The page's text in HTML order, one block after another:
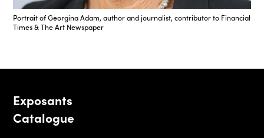
Portrait of Georgina Adam, author and journalist, contributor to Financial
Times & The Art Newspaper
Exposants
Catalogue